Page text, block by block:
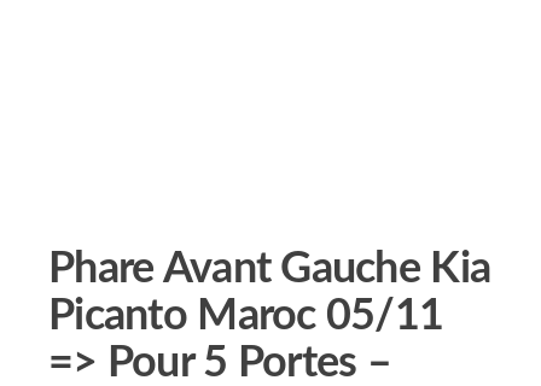
Phare Avant Gauche Kia
Picanto Maroc 05/11
=> Pour 5 Portes –